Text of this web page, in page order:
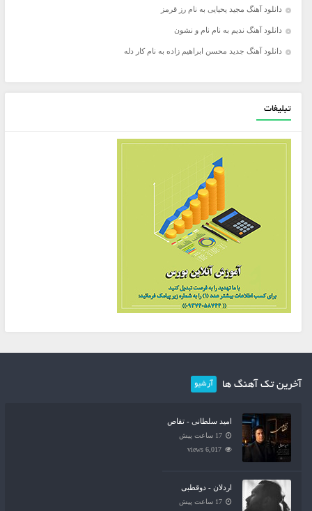
دانلود آهنگ مجید یحیایی به نام رز قرمز
دانلود آهنگ ندیم به نام نام و نشون
دانلود آهنگ جدید محسن ابراهیم زاده به نام کار دله
تبلیغات
آخرین تک آهنگ ها آرشیو
امید سلطانی - تقاص
17 ساعت پیش
6,017 views
اردلان - دوقطبی
17 ساعت پیش